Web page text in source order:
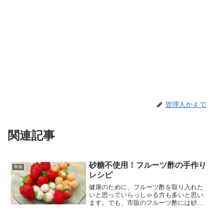
管理人かえで
関連記事
果物
砂糖不使用！フルーツ酢の手作り
レシピ
健康のために、フルーツ酢を取り入れた
いと思っていらっしゃる方も多いと思い
ます。でも、市販のフルーツ酢には砂糖